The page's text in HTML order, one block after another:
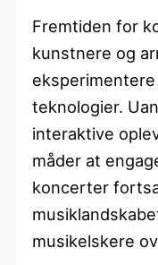
Fremtiden for
kunstnere og
teknologier.
interaktive
måder at
koncerter
musikelskere